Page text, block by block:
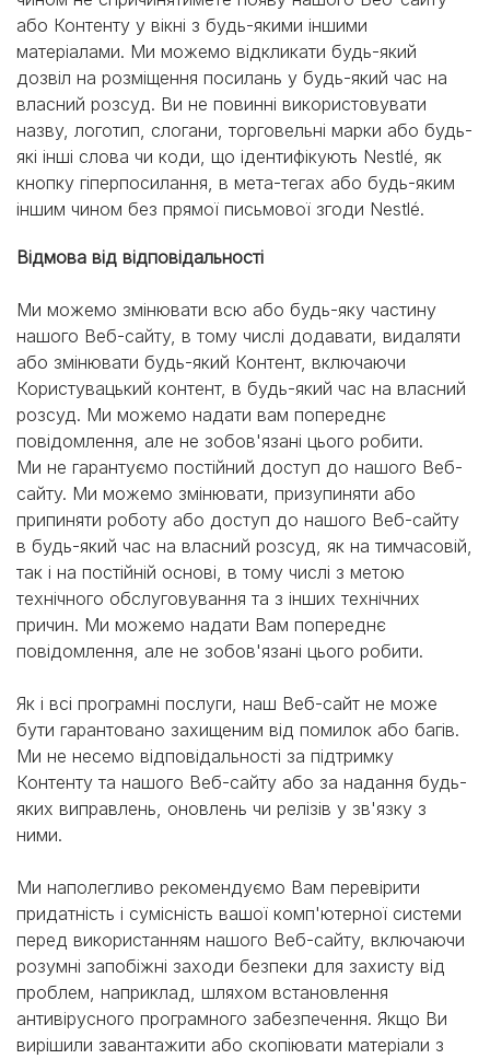
або Контенту у вікні з будь-якими іншими
матеріалами. Ми можемо відкликати будь-який
дозвіл на розміщення посилань у будь-який час на
власний розсуд. Ви не повинні використовувати
назву, логотип, слогани, торговельні марки або будь-
які інші слова чи коди, що ідентифікують Nestlé, як
кнопку гіперпосилання, в мета-тегах або будь-яким
іншим чином без прямої письмової згоди Nestlé.
Відмова від відповідальності
Ми можемо змінювати всю або будь-яку частину
нашого Веб-сайту, в тому числі додавати, видаляти
або змінювати будь-який Контент, включаючи
Користувацький контент, в будь-який час на власний
розсуд. Ми можемо надати вам попереднє
повідомлення, але не зобов'язані цього робити.
Ми не гарантуємо постійний доступ до нашого Веб-
сайту. Ми можемо змінювати, призупиняти або
припиняти роботу або доступ до нашого Веб-сайту
в будь-який час на власний розсуд, як на тимчасовій,
так і на постійній основі, в тому числі з метою
технічного обслуговування та з інших технічних
причин. Ми можемо надати Вам попереднє
повідомлення, але не зобов'язані цього робити.
Як і всі програмні послуги, наш Веб-сайт не може
бути гарантовано захищеним від помилок або багів.
Ми не несемо відповідальності за підтримку
Контенту та нашого Веб-сайту або за надання будь-
яких виправлень, оновлень чи релізів у зв'язку з
ними.
Ми наполегливо рекомендуємо Вам перевірити
придатність і сумісність вашої комп'ютерної системи
перед використанням нашого Веб-сайту, включаючи
розумні запобіжні заходи безпеки для захисту від
проблем, наприклад, шляхом встановлення
антивірусного програмного забезпечення. Якщо Ви
вирішили завантажити або скопіювати матеріали з